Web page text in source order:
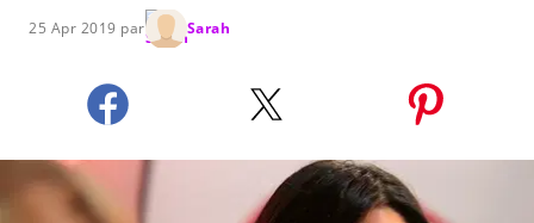
25 Apr 2019 par Sarah